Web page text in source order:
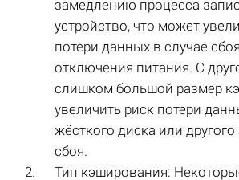
замедлению процесса
устройство, что может
потери данных в случае
отключения питания. С
слишком большой размер
увеличить риск потери
жёсткого диска или другого
сбоя.
Тип кэширования: